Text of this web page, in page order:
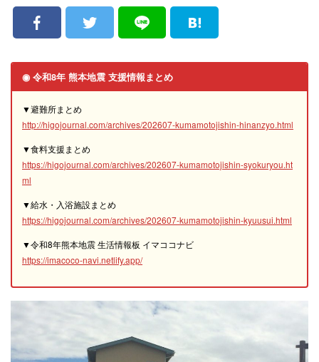
◉ 令和8年 熊本地震 支援情報まとめ
▼避難所まとめ
http://higojournal.com/archives/202607-kumamotojishin-hinanzyo.html
▼食料支援まとめ
https://higojournal.com/archives/202607-kumamotojishin-syokuryou.ht
ml
▼給水・入浴施設まとめ
https://higojournal.com/archives/202607-kumamotojishin-kyuusui.html
▼令和8年熊本地震 生活情報板 イマココナビ
https://imacoco-navi.netlify.app/